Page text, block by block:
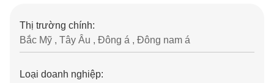
Thị trường chính:
Bắc Mỹ , Tây Âu , Đông á , Đông nam á
Loại doanh nghiệp: